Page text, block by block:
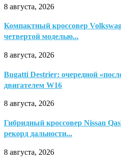
8 августа, 2026
Компактный кроссовер
четвертой моделью...
8 августа, 2026
Bugatti Destrier: очередной
двигателем W16
8 августа, 2026
Гибридный кроссовер Nissan
рекорд дальности...
8 августа, 2026